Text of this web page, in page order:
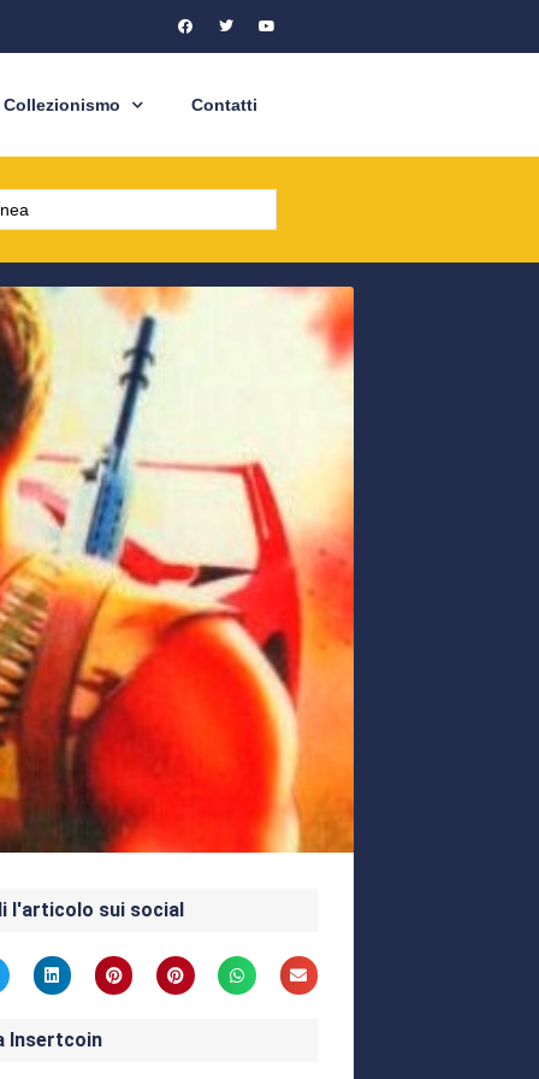
Collezionismo Contatti
l'articolo sui social
Insertcoin